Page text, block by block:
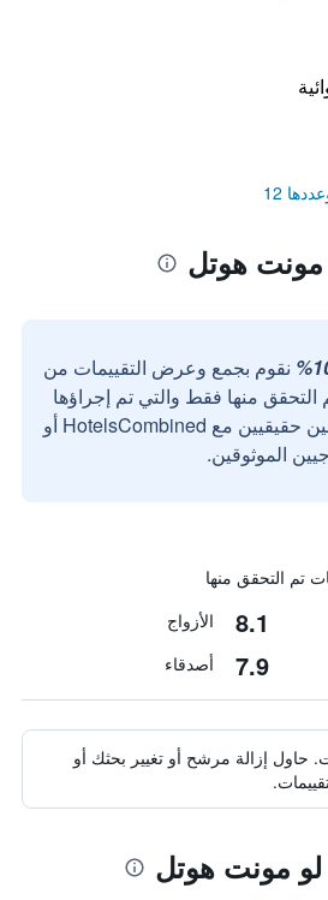
12
مونت هوتل
نقوم بجمع وعرض التقييمات من
التحقق منها فقط والتي تم إجراؤها
بواسطة مستخدمين حقيقيين مع HotelsCombined أو
الموثوقين.
8.1 الأزواج
7.9 أصدقاء
حاول إزالة مرشح أو تغيير بحثك أو
لو مونت هوتل